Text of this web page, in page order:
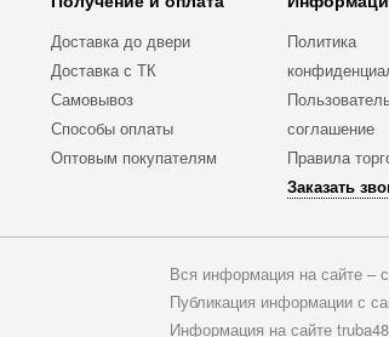
Доставка до двери
Доставка с ТК
Самовывоз
Способы оплаты
Оптовым покупателям
Политика
соглашение
Правила
Заказать
Вся информация на сайте –
Публикация информации с
Информация на сайте